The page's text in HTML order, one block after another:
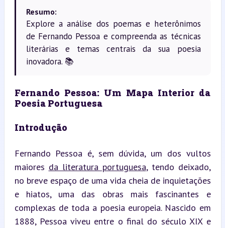
Resumo:
Explore a análise dos poemas e heterônimos
de Fernando Pessoa e compreenda as técnicas
literárias e temas centrais da sua poesia
inovadora. 📚
Fernando Pessoa: Um Mapa Interior da
Poesia Portuguesa
Introdução
Fernando Pessoa é, sem dúvida, um dos vultos
maiores da literatura portuguesa, tendo deixado,
no breve espaço de uma vida cheia de inquietações
e hiatos, uma das obras mais fascinantes e
complexas de toda a poesia europeia. Nascido em
1888, Pessoa viveu entre o final do século XIX e